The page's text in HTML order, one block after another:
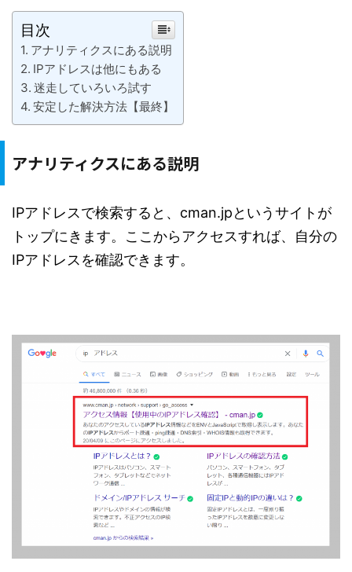
目次
アナリティクスにある説明
IPアドレスは他にもある
迷走していろいろ試す
安定した解決方法【最終】
アナリティクスにある説明
IPアドレスで検索すると、cman.jpというサイトが
トップにきます。ここからアクセスすれば、自分の
IPアドレスを確認できます。